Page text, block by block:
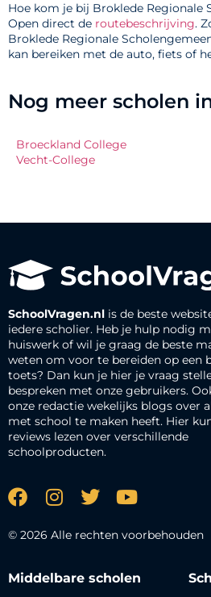
Hoe kom je bij Broklede Regionale
Open direct de routebeschrijving.
Broklede Regionale
kan bereiken met de auto, fiets of
Nog meer scholen
Broeckland College
Vecht-College
SchoolVragen.nl is de beste
iedere scholier. Heb je hulp nodig
huiswerk of wil je graag de beste
weten om voor te bereiden op een
toets? Dan kun je hier je vraag
bespreken met onze gebruikers.
onze redactie wekelijks blogs over
met school te maken heeft. Hier
reviews lezen over verschillende
schoolproducten.
© 2026 Alle rechten voorbehouden
Middelbare scholen